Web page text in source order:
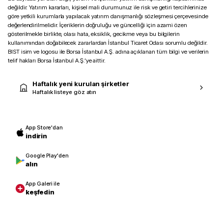
değildir. Yatırım kararları, kişisel mali durumunuz ile risk ve getiri tercihlerinize
göre yetkili kurumlarla yapılacak yatırım danışmanlığı sözleşmesi çerçevesinde
değerlendirilmelidir. İçeriklerin doğruluğu ve güncelliği için azami özen
gösterilmekle birlikte, olası hata, eksiklik, gecikme veya bu bilgilerin
kullanımından doğabilecek zararlardan İstanbul Ticaret Odası sorumlu değildir.
BIST isim ve logosu ile Borsa İstanbul A.Ş. adına açıklanan tüm bilgi ve verilerin
telif hakları Borsa İstanbul A.Ş.’ye aittir.
Haftalık yeni kurulan şirketler
Haftalık listeye göz atın
App Store'dan
indirin
Google Play'den
alın
App Galeri ile
keşfedin